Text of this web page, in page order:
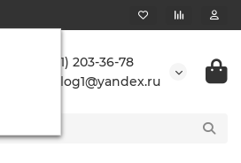
+7 (861) 203-36-78
buranlog1@yandex.ru